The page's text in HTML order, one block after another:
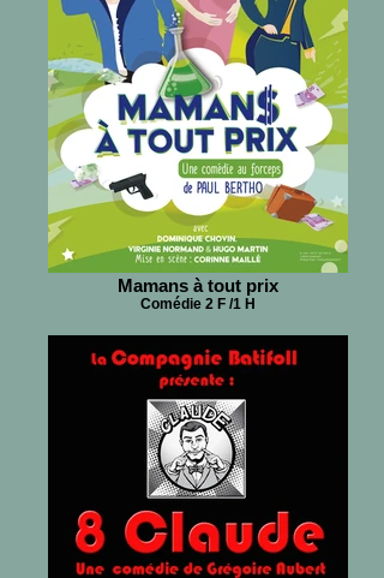
Mamans à tout prix
Comédie 2 F /1 H